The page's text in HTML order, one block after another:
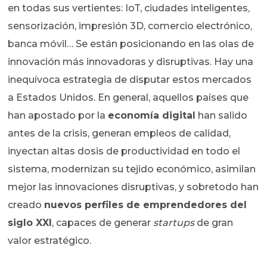
en todas sus vertientes: IoT, ciudades inteligentes,
sensorización, impresión 3D, comercio electrónico,
banca móvil… Se están posicionando en las olas de
innovación más innovadoras y disruptivas. Hay una
inequívoca estrategia de disputar estos mercados
a Estados Unidos. En general, aquellos países que
han apostado por la economía digital han salido
antes de la crisis, generan empleos de calidad,
inyectan altas dosis de productividad en todo el
sistema, modernizan su tejido económico, asimilan
mejor las innovaciones disruptivas, y sobretodo han
creado nuevos perfiles de emprendedores del
siglo XXI, capaces de generar startupsde gran
valor estratégico.